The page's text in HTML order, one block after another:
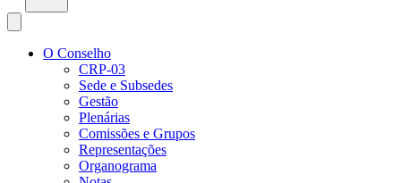
O Conselho
CRP-03
Sede e Subsedes
Gestão
Plenárias
Comissões e Grupos
Representações
Organograma